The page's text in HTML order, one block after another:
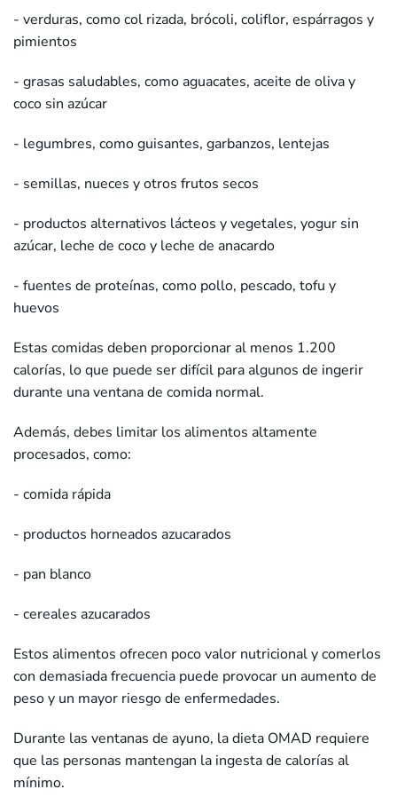
- verduras, como col rizada, brócoli, coliflor, espárragos y
pimientos
- grasas saludables, como aguacates, aceite de oliva y
coco sin azúcar
- legumbres, como guisantes, garbanzos, lentejas
- semillas, nueces y otros frutos secos
- productos alternativos lácteos y vegetales, yogur sin
azúcar, leche de coco y leche de anacardo
- fuentes de proteínas, como pollo, pescado, tofu y
huevos
Estas comidas deben proporcionar al menos 1.200
calorías, lo que puede ser difícil para algunos de ingerir
durante una ventana de comida normal.
Además, debes limitar los alimentos altamente
procesados, como:
- comida rápida
- productos horneados azucarados
- pan blanco
- cereales azucarados
Estos alimentos ofrecen poco valor nutricional y comerlos
con demasiada frecuencia puede provocar un aumento de
peso y un mayor riesgo de enfermedades.
Durante las ventanas de ayuno, la dieta OMAD requiere
que las personas mantengan la ingesta de calorías al
mínimo.